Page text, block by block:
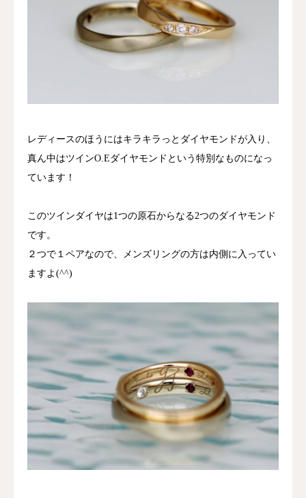
レディースのほうにはキラキラっとダイヤモンドが入り、
真ん中はツインO.Eダイヤモンドという特別なものになっ
ています！
このツインダイヤは1つの原石からなる2つのダイヤモンド
です。
２つで１ペアなので、メンズリングの方は内側に入ってい
ますよ(^^)